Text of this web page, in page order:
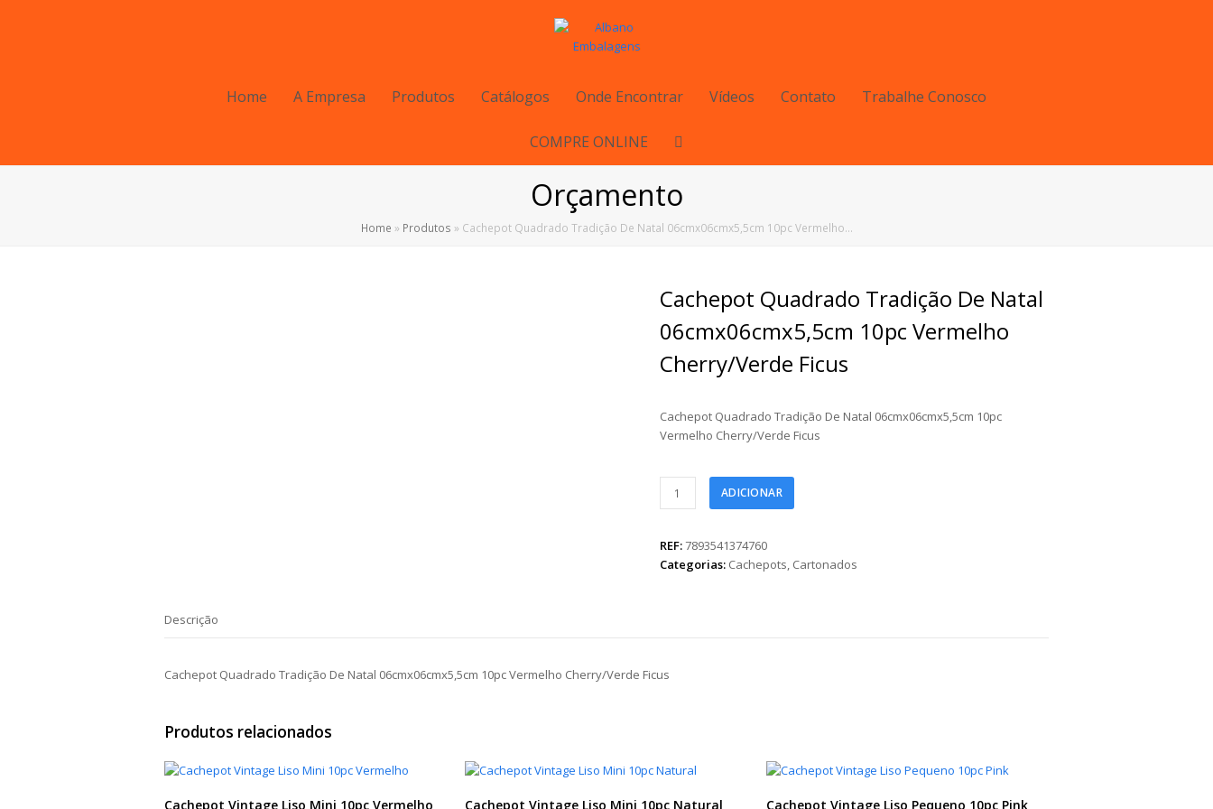
Home A Empresa Produtos Catálogos Onde Encontrar Vídeos Contato Trabalhe Conosco
COMPRE ONLINE
Orçamento
Home » Produtos » Cachepot Quadrado Tradição De Natal 06cmx06cmx5,5cm 10pc Vermelho…
Cachepot Quadrado Tradição De Natal
06cmx06cmx5,5cm 10pc Vermelho
Cherry/Verde Ficus
Cachepot Quadrado Tradição De Natal 06cmx06cmx5,5cm 10pc
Vermelho Cherry/Verde Ficus
Quadrado
De
Natal
quantidade
ADICIONAR
REF:7893541374760
Categorias: Cachepots, Cartonados
Descrição
Cachepot Quadrado Tradição De Natal 06cmx06cmx5,5cm 10pc Vermelho Cherry/Verde Ficus
Produtos relacionados
Cachepot Vintage Liso Mini 10pc Vermelho Cachepot Vintage Liso Mini 10pc Natural Cachepot Vintage Liso Pequeno 10pc Pink